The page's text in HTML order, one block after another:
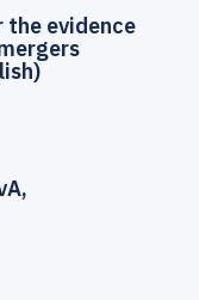
the evidence